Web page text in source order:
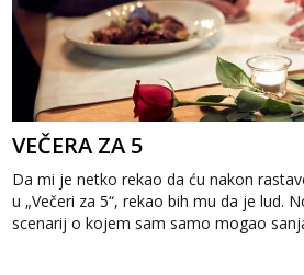
VEČERA ZA 5
Da mi je netko rekao da ću nakon
u „Večeri za 5“, rekao bih mu da je lud.
scenarij o kojem sam samo mogao